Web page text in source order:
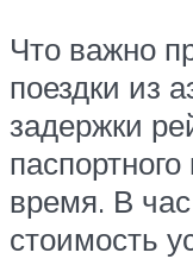
Что важно
поездки из
задержки
время. В
стоимость